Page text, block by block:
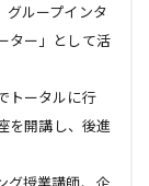
グループインタ
ター」として活
トータルに行
を開講し、後進